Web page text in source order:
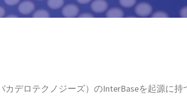
カデロテクノジーズ）のInterBaseを起源に持